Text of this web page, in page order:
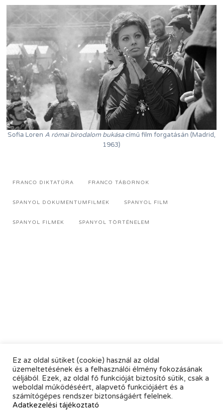
Sofia Loren A római birodalom bukásacímű film forgatásán (Madrid,
1963)
FRANCO DIKTATÚRA FRANCO TÁBORNOK
SPANYOL DOKUMENTUMFILMEK SPANYOL FILM
SPANYOL FILMEK SPANYOL TÖRTÉNELEM
Ez az oldal sütiket (cookie) használ az oldal
üzemeltetésének és a felhasználói élmény fokozásának
céljából. Ezek, az oldal fő funkcióját biztosító sütik, csak a
weboldal működéséért, alapvető funkciójáért és a
számítógépes rendszer biztonságáért felelnek.
Adatkezelési tájékoztató